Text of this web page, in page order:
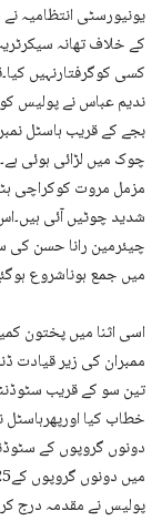
یونیورسٹی انتظامیہ
کے خلاف تھانہ
کسی کوگرفتارنہیں
بجے کے قریب ہاسٹل
چوک میں لڑائی ہوئی
مزمل مروت کوکراچی
شدید چوٹیں آئی
چیئرمین رانا حسن کی
میں جمع ہوناشروع ہوگئے ہیں،
اسی اثنا میں پختون
ممبران کی زیر قیادت
تین سو کے قریب
خطاب کیا اورپھرہاسٹل
دونوں گروپوں کے
پولیس نے مقدمہ درج